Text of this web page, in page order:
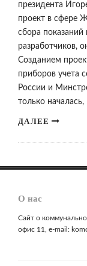
президента
проект в сфере
сбора
разработчиков,
Созданием
приборов учета
России и
только
ДАЛЕЕ
О нас
Сайт о
офис 11, e-mail: